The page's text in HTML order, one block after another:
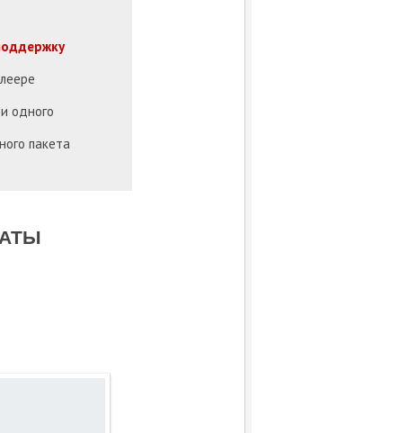
одного
пакета